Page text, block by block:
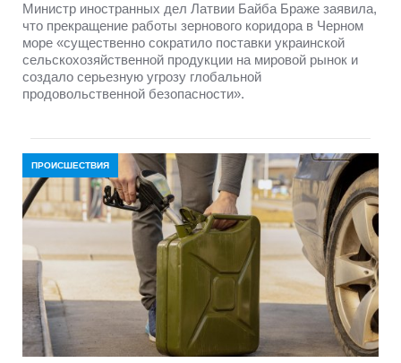
Министр иностранных дел Латвии Байба Браже заявила,
что прекращение работы зернового коридора в Черном
море «существенно сократило поставки украинской
сельскохозяйственной продукции на мировой рынок и
создало серьезную угрозу глобальной
продовольственной безопасности».
ПРОИСШЕСТВИЯ